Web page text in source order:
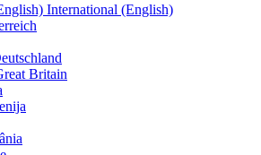
International (English)
Britain